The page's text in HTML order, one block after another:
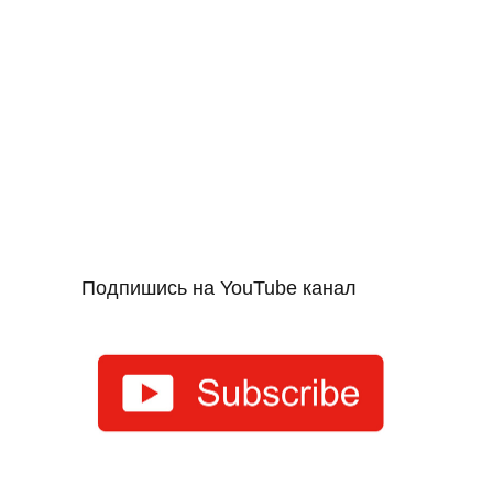
Подпишись на YouTube канал